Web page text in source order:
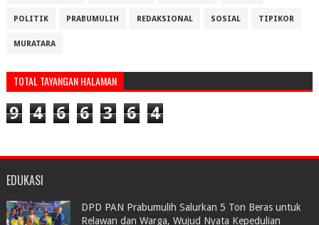
POLITIK PRABUMULIH REDAKSIONAL SOSIAL TIPIKOR
MURATARA
TOTAL TAYANGAN HALAMAN
9 4 6 6 3 6 4
EDUKASI
DPD PAN Prabumulih Salurkan 5 Ton Beras untuk
Relawan dan Warga, Wujud Nyata Kepedulian